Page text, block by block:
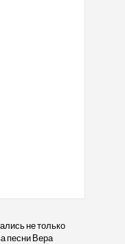
не только
песни Вера